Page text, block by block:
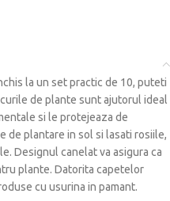
la un set practic de 10, puteti
de plante sunt ajutorul ideal
si le protejeaza de
de plantare in sol si lasati rosiile,
Designul canelat va asigura ca
plante. Datorita capetelor
cu usurina in pamant.